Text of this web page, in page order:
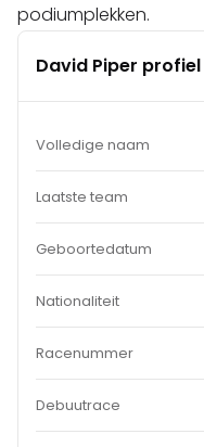
podiumplekken.
David Piper profiel
Volledige naam
Laatste team
Geboortedatum
Nationaliteit
Racenummer
Debuutrace